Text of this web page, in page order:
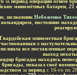
за период операции огнем
миномётных батареи 21
полковник Небоженко
командиром
постоянно
минометная
в
все поставленные
выход
бригады находясь
бригады, показал своё
за период с 16-го по